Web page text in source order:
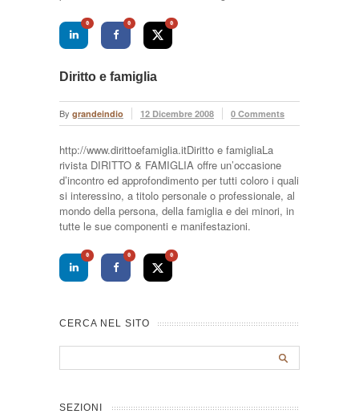
0 0 0
Diritto e famiglia
By grandeindio 12 Dicembre 2008 0 Comments
http://www.dirittoefamiglia.itDiritto e famigliaLa
rivista DIRITTO & FAMIGLIA offre un’occasione
d’incontro ed approfondimento per tutti coloro i quali
si interessino, a titolo personale o professionale, al
mondo della persona, della famiglia e dei minori, in
tutte le sue componenti e manifestazioni.
0 0 0
CERCA NEL SITO
SEZIONI